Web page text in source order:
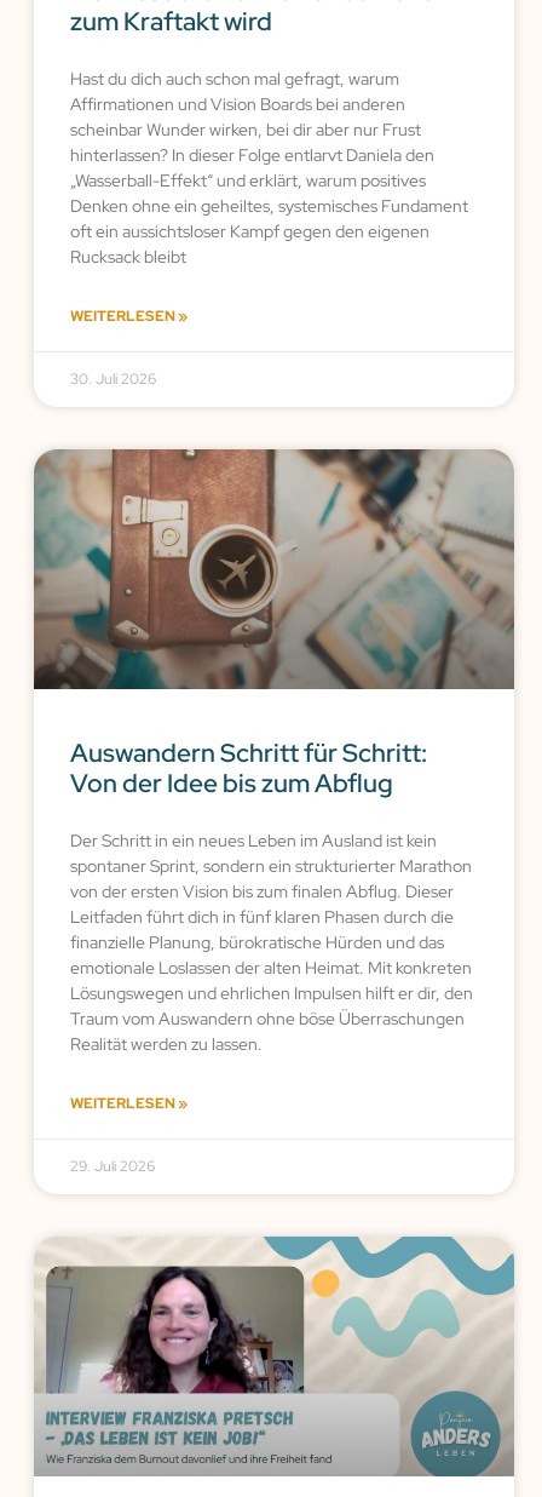
zum Kraftakt wird
Hast du dich auch schon mal gefragt, warum
Affirmationen und Vision Boards bei anderen
scheinbar Wunder wirken, bei dir aber nur Frust
hinterlassen? In dieser Folge entlarvt Daniela den
„Wasserball-Effekt“ und erklärt, warum positives
Denken ohne ein geheiltes, systemisches Fundament
oft ein aussichtsloser Kampf gegen den eigenen
Rucksack bleibt
WEITERLESEN »
30. Juli 2026
Auswandern Schritt für Schritt:
Von der Idee bis zum Abflug
Der Schritt in ein neues Leben im Ausland ist kein
spontaner Sprint, sondern ein strukturierter Marathon
von der ersten Vision bis zum finalen Abflug. Dieser
Leitfaden führt dich in fünf klaren Phasen durch die
finanzielle Planung, bürokratische Hürden und das
emotionale Loslassen der alten Heimat. Mit konkreten
Lösungswegen und ehrlichen Impulsen hilft er dir, den
Traum vom Auswandern ohne böse Überraschungen
Realität werden zu lassen.
WEITERLESEN »
29. Juli 2026